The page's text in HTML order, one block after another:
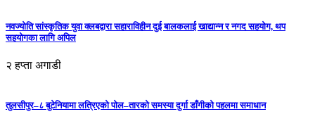
नवज्योति सांस्कृतिक युवा क्लबद्वारा सहाराविहीन दुई बालकलाई खाद्यान्न र नगद सहयोग, थप
सहयोगका लागि अपिल
२ हप्ता अगाडी
तुलसीपुर–८ बुटेनियामा लत्रिएको पोल–तारको समस्या दुर्गा डाँगीको पहलमा समाधान